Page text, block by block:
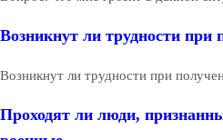
Возникнут ли трудности при
Возникнут ли трудности при
Проходят ли люди,